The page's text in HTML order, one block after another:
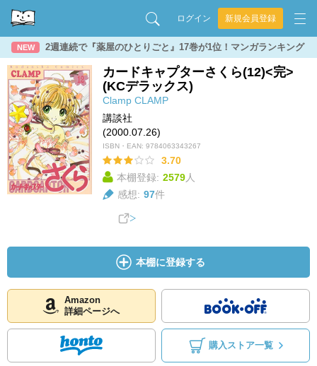
ログイン 新規会員登録
NEW 2週連続で『薬屋のひとりごと』17巻が1位！マンガランキング
カードキャプターさくら(12)<完>
(KCデラックス)
Clamp CLAMP
講談社
(2000.07.26)
ISBN・EAN: 9784063343267
3.70
本棚登録: 2579人
感想: 97件
本棚に登録する
Amazon
詳細ページへ
購入ストア一覧